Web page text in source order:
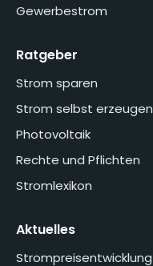
Gewerbestrom
Ratgeber
Strom sparen
Strom selbst erzeugen
Photovoltaik
Rechte und Pflichten
Stromlexikon
Aktuelles
Strompreisentwicklung